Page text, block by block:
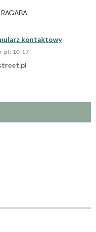
RAGABA
kontaktowy
pt: 10-17